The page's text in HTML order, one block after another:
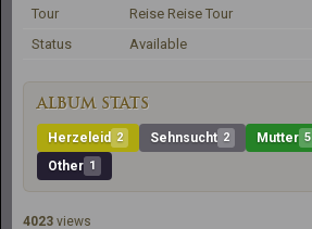
Tour
Reise Reise Tour
Status
Available
ALBUM STATS
Herzeleid 2 Sehnsucht 2 Mutter 5
Other 1
4023 views